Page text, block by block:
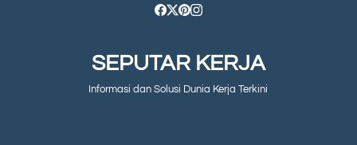
SEPUTAR KERJA
Informasi dan Solusi Dunia Kerja Terkini